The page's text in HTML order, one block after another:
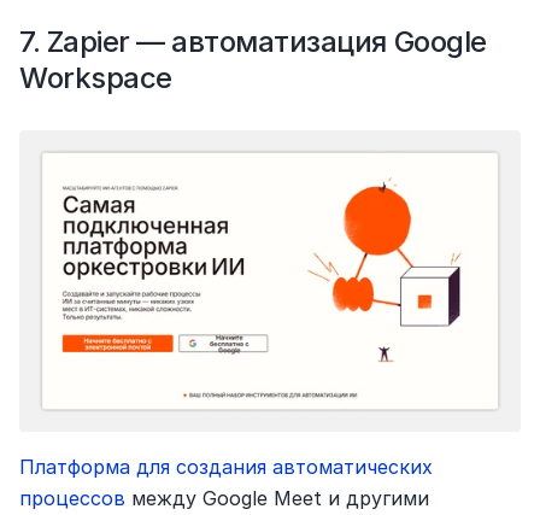
7. Zapier — автоматизация Google
Workspace
Платформа для создания автоматических
процессов между Google Meet и другими